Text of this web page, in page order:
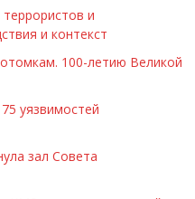
и
и контекст
100-летию Великой
уязвимостей
зал Совета